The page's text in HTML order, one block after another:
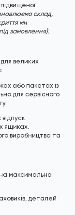
склад,
ми
замовлення).
великих
або пакетах із
для сервісного
відпуск
ящиках.
виробництва та
максимальна
деталей